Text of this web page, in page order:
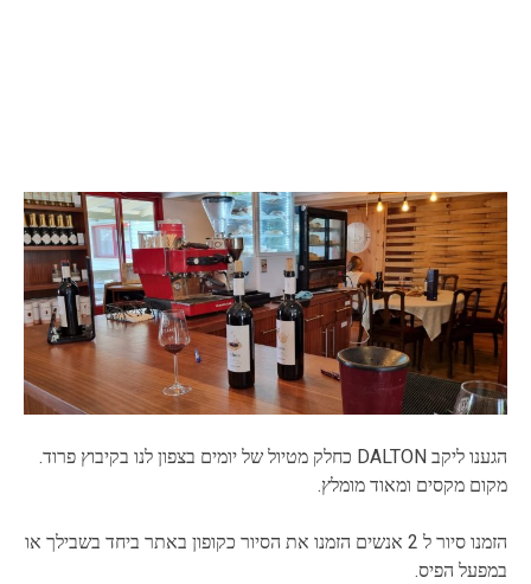
הגענו ליקב DALTON כחלק מטיול של יומים בצפון לנו בקיבוץ פרוד.
מקום מקסים ומאוד מומלץ.
הזמנו סיור ל 2 אנשים הזמנו את הסיור כקופון באתר ביחד בשבילך או
במפעל הפיס.